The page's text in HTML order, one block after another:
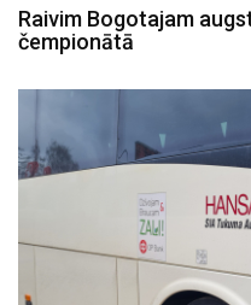
Raivim Bogotajam
čempionātā